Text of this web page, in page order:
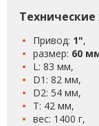
Привод: 1",
размер: 60
L: 83 мм,
D1: 82 мм,
D2: 54 мм,
T: 42 мм,
вес: 1400 г,